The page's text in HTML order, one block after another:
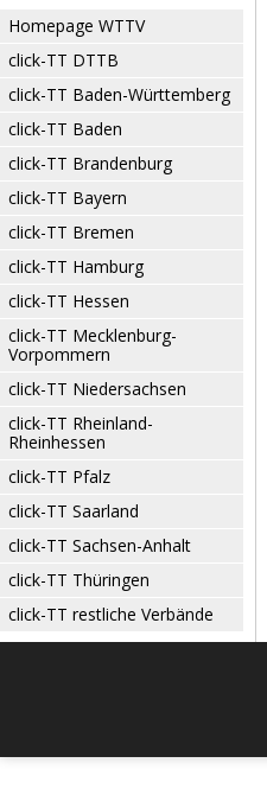
Homepage WTTV
click-TT DTTB
click-TT Baden-Württemberg
click-TT Baden
click-TT Brandenburg
click-TT Bayern
click-TT Bremen
click-TT Hamburg
click-TT Hessen
click-TT Mecklenburg-
Vorpommern
click-TT Niedersachsen
click-TT Rheinland-
Rheinhessen
click-TT Pfalz
click-TT Saarland
click-TT Sachsen-Anhalt
click-TT Thüringen
click-TT restliche Verbände